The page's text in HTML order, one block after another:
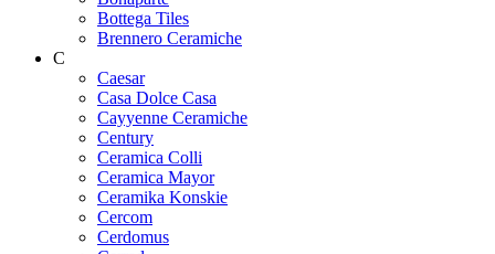
Bottega Tiles
Brennero Ceramiche
C
Caesar
Casa Dolce Casa
Cayyenne Ceramiche
Century
Ceramica Colli
Ceramica Mayor
Ceramika Konskie
Cercom
Cerdomus